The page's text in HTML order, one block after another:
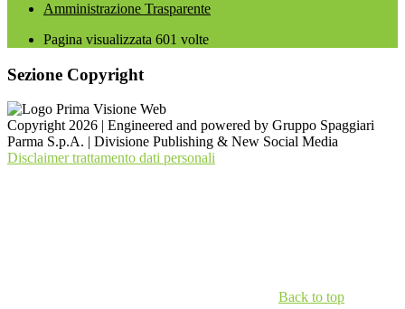
Amministrazione Trasparente
Pagina visualizzata 601 volte
Sezione Copyright
Copyright 2026 | Engineered and powered by Gruppo Spaggiari
Parma S.p.A. | Divisione Publishing & New Social Media
Disclaimer trattamento dati personali
Back to top